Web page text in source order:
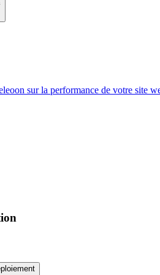
sur la performance de votre site